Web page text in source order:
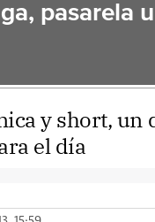
pasarela
y short, un
el día